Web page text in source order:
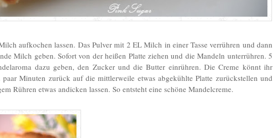
aufkochen lassen. Das Pulver mit 2 EL Milch in einer Tasse verrühren und dann
Milch geben. Sofort von der heißen Platte ziehen und die Mandeln unterrühren. 5
dazu geben, den Zucker und die Butter einrühren. Die Creme könnt ihr
Minuten zurück auf die mittlerweile etwas abgekühlte Platte zurückstellen und
Rühren etwas andicken lassen. So entsteht eine schöne Mandelcreme.